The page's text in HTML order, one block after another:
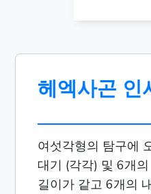
헤엑사곤 인
여섯각형의 탐구에
대기 (각각) 및 6개
길이가 같고 6개의